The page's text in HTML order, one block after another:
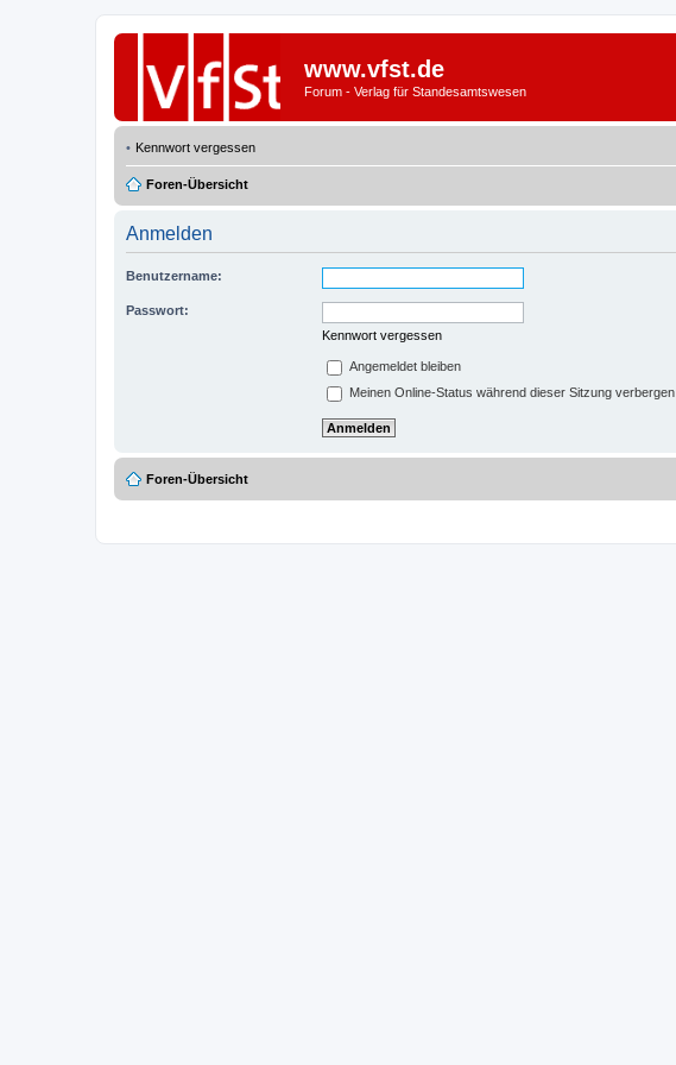
www.vfst.de
Forum - Verlag für Standesamtswesen
Kennwort vergessen
Foren-Übersicht
Anmelden
Benutzername:
Passwort:
Kennwort vergessen
Angemeldet bleiben
Meinen Online-Status während dieser Sitzung verbergen
Foren-Übersicht